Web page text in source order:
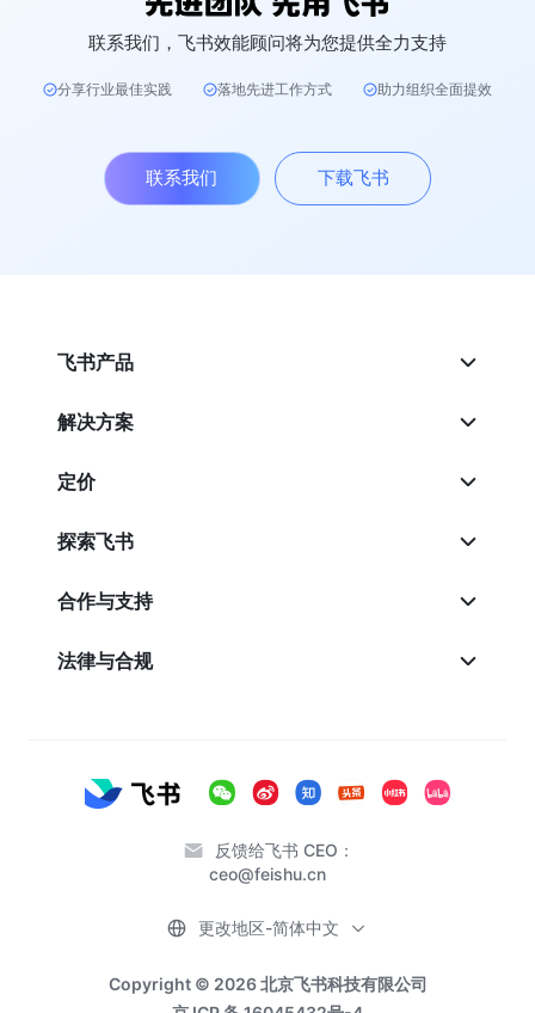
联系我们，飞书效能顾问将为您提供全力支持
分享行业最佳实践 落地先进工作方式 助力组织全面提效
联系我们 下载飞书
飞书产品
解决方案
定价
探索飞书
合作与支持
法律与合规
反馈给飞书 CEO：
ceo@feishu.cn
Copyright © 2026 北京飞书科技有限公司
更改地区-简体中文